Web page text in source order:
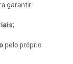
garantir:
;
pelo próprio